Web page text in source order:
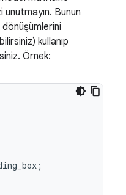
Bunun
dönüşümlerini
kullanıp
Örnek:
;